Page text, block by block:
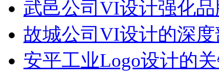
武邑公司VI设计强化
故城公司VI设计的深
安平工业Logo设计的